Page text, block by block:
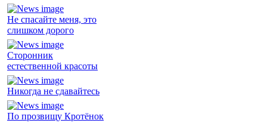
Не спасайте меня, это
слишком дорого
Сторонник
естественной красоты
Никогда не сдавайтесь
По прозвищу Кротёнок